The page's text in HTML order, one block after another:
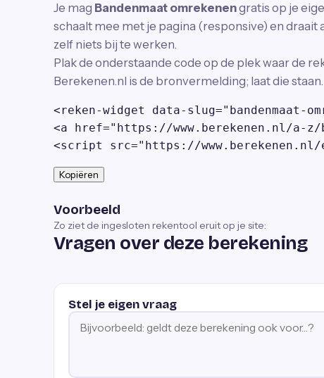
Je mag Bandenmaat omrekenengratis op je
schaalt mee met je pagina (responsive) en
zelf niets bij te werken.
Plak de onderstaande code op de plek waar de
Berekenen.nl is de bronvermelding; laat die staan.
<reken-widget data-slug="bandenmaat-
<a href="https://www.berekenen.nl/a-z/
<script src="https://www.berekenen.nl/
Kopiëren
Voorbeeld
Zo ziet de ingesloten rekentool eruit op je site:
Vragen over deze berekening
Stel je eigen vraag